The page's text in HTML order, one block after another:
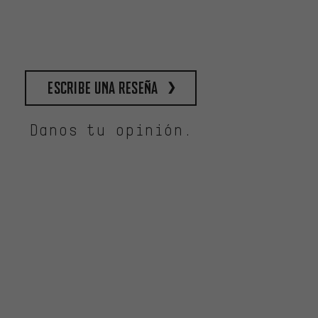
escribe una reseña
Danos tu opinión.